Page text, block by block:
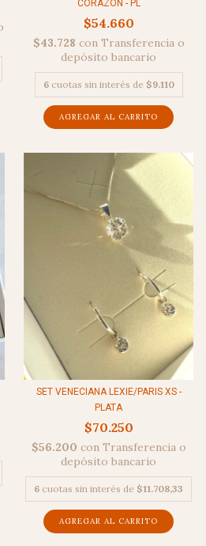
CORAZÓN - PL
$54.660
$43.728 con Transferencia o
depósito bancario
6 cuotas sin interés de $9.110
SET VENECIANA LEXIE/PARIS XS -
PLATA
$70.250
$56.200 con Transferencia o
depósito bancario
6 cuotas sin interés de $11.708,33